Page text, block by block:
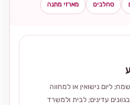
סחלבים מארזי מתנה
ליום נישואין או למחווה
עדינים; לבית ולמשרד